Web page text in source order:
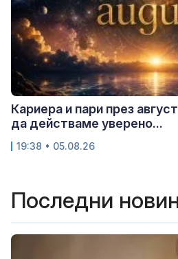
Кариера и пари през
да действаме уверено...
19:38 • 05.08.26
Последни